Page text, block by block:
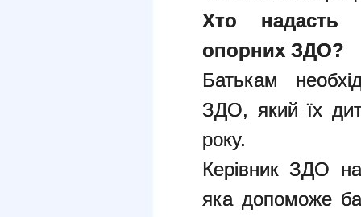
Хто надасть
опорних ЗДО?
Батькам
ЗДО, який їх
року.
Керівник ЗДО
яка допоможе